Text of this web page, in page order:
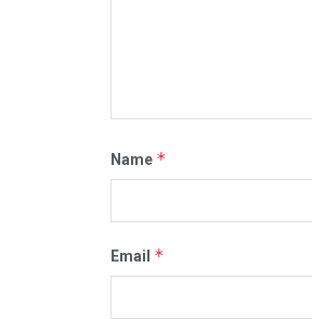
Name *
Email *